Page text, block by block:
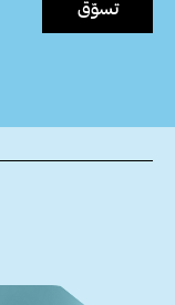
تسوّق